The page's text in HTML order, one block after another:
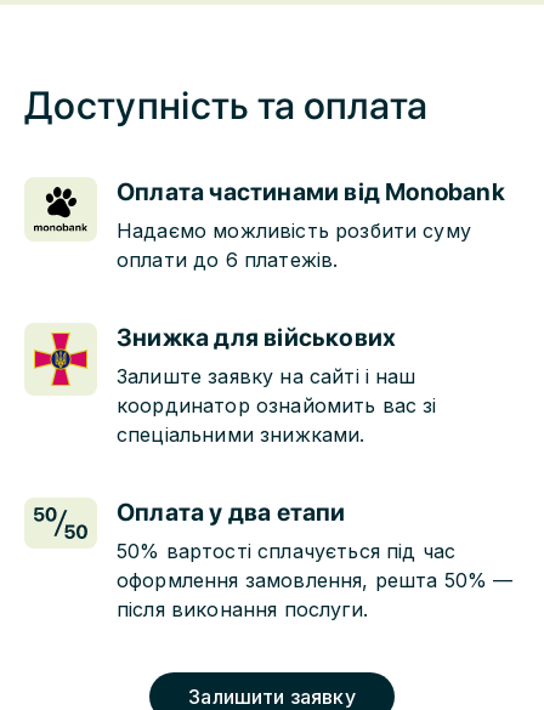
Доступність та оплата
Залишити заявку
Оплата частинами від Monobank
Надаємо можливість розбити суму
оплати до 6 платежів.
Знижка для військових
Залиште заявку на сайті і наш
координатор ознайомить вас зі
спеціальними знижками.
Оплата у два етапи
50% вартості сплачується під час
оформлення замовлення, решта 50% —
після виконання послуги.